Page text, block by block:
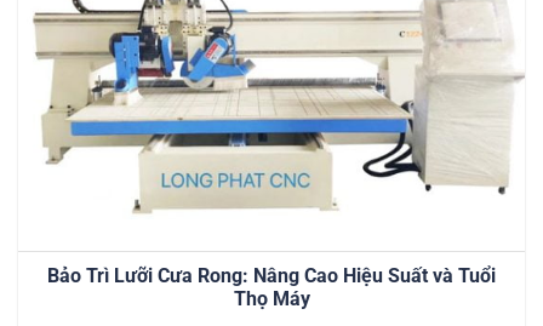
Bảo Trì Lưỡi Cưa Rong: Nâng Cao Hiệu Suất và Tuổi
Thọ Máy